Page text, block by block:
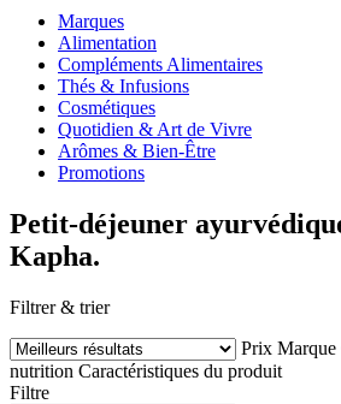
Marques
Alimentation
Compléments Alimentaires
Thés & Infusions
Cosmétiques
Quotidien & Art de Vivre
Arômes & Bien-Être
Promotions
Petit-déjeuner
Kapha.
Filtrer & trier
Prix Marque
nutrition Caractéristiques du produit
Filtre